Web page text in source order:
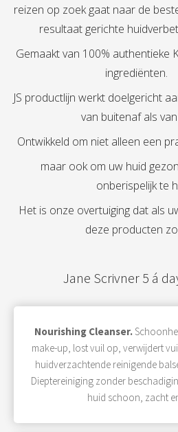
reizen op zoek gaat naar de
resultaat gerichte
Gemaakt van 100% authentieke
JS productlijn werkt doelgericht
van buitenaf als
Ontwikkeld om niet alleen een
maar ook om uw huid
onberispelijk te
Het is onze overtuiging dat als
deze producten
Jane Scrivner 5 á
Nourishing Cleanser.
make-up, lost vuil op, verwijdert
huidverzachtende reinigende
Dieptereiniging zonder
huid schoon, zacht